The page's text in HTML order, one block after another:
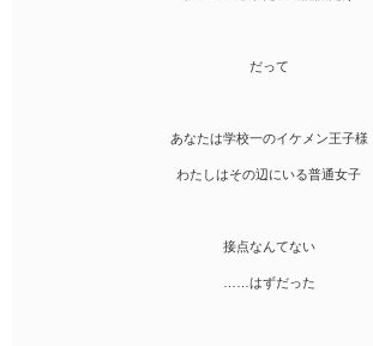
だって
あなたは学校一のイケメン王子様
わたしはその辺にいる普通女子
接点なんてない
……はずだった